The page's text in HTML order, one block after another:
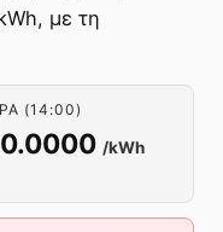
με τη
(14:00)
/kWh